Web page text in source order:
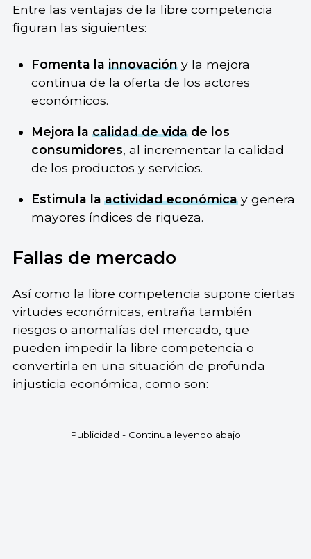
Entre las ventajas de la libre competencia
figuran las siguientes:
Fomenta lainnovacióny la mejora
continua de la oferta de los actores
económicos.
Mejora lacalidad de vidade los
consumidores, al incrementar la calidad
de los productos y servicios.
Estimula laactividad económicay genera
mayores índices de riqueza.
Fallas de mercado
Así como la libre competencia supone ciertas
virtudes económicas, entraña también
riesgos o anomalías del mercado, que
pueden impedir la libre competencia o
convertirla en una situación de profunda
injusticia económica, como son: